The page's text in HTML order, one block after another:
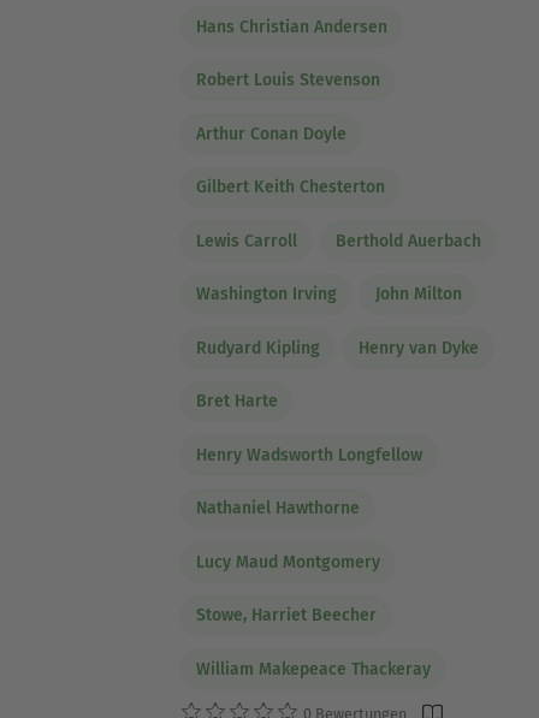
Hans Christian Andersen
Robert Louis Stevenson
Arthur Conan Doyle
Gilbert Keith Chesterton
Lewis Carroll Berthold Auerbach
Washington Irving John Milton
Rudyard Kipling Henry van Dyke
Bret Harte
Henry Wadsworth Longfellow
Nathaniel Hawthorne
Lucy Maud Montgomery
Stowe, Harriet Beecher
William Makepeace Thackeray
0 Bewertungen